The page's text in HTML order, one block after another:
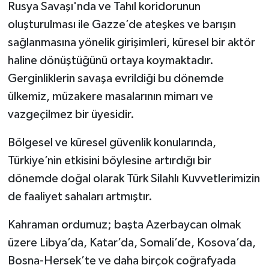
Rusya Savaşı'nda ve Tahıl koridorunun
oluşturulması ile Gazze’de ateşkes ve barışın
sağlanmasına yönelik girişimleri, küresel bir aktör
haline dönüştüğünü ortaya koymaktadır.
Gerginliklerin savaşa evrildiği bu dönemde
ülkemiz, müzakere masalarının mimarı ve
vazgeçilmez bir üyesidir.
Bölgesel ve küresel güvenlik konularında,
Türkiye’nin etkisini böylesine artırdığı bir
dönemde doğal olarak Türk Silahlı Kuvvetlerimizin
de faaliyet sahaları artmıştır.
Kahraman ordumuz; başta Azerbaycan olmak
üzere Libya’da, Katar’da, Somali’de, Kosova’da,
Bosna-Hersek’te ve daha birçok coğrafyada